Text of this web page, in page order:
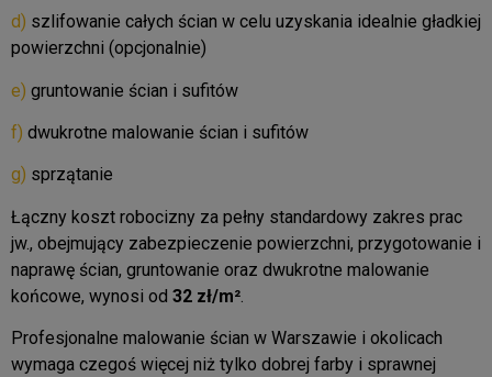
d) szlifowanie całych ścian w celu uzyskania idealnie gładkiej
powierzchni (opcjonalnie)
e) gruntowanie ścian i sufitów
f) dwukrotne malowanie ścian i sufitów
g) sprzątanie
Łączny koszt robocizny za pełny standardowy zakres prac
jw., obejmujący zabezpieczenie powierzchni, przygotowanie i
naprawę ścian, gruntowanie oraz dwukrotne malowanie
końcowe, wynosi od 32 zł/m²
Profesjonalne malowanie ścian w Warszawie i okolicach
wymaga czegoś więcej niż tylko dobrej farby i sprawnej